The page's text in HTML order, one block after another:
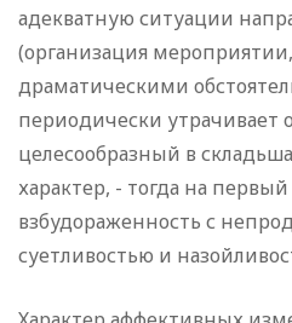
адекватную ситуации
(организация
драматическими
периодически утрачивает
целесообразный в
характер, - тогда на
взбудораженность с
суетливостью и